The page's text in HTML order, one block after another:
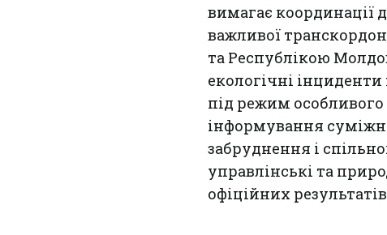
вимагає координації
важливої
та Республікою
екологічні
під режим
інформування
забруднення і
управлінські та
офіційних